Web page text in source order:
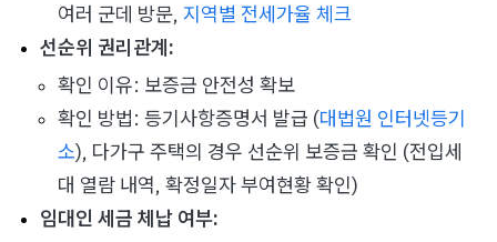
여러 군데 방문, 지역별 전세가율 체크
선순위 권리관계:
확인 이유: 보증금 안전성 확보
확인 방법: 등기사항증명서 발급 (대법원 인터넷등기
소), 다가구 주택의 경우 선순위 보증금 확인 (전입세
대 열람 내역, 확정일자 부여현황 확인)
임대인 세금 체납 여부: